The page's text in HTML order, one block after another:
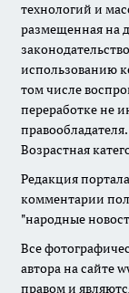
технологий и
размещенная на
использованию
том числе
переработке не
правообладателя.
Возрастная
Редакция
комментарии
"народные
Все
автора на сайте
правом и